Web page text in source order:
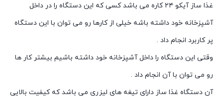
غذا ساز آیکو ۲۴ کاره می باشد کسی که این دستگاه را در داخل
آشپزخانه خود داشته باشه خیلی از کارها رو می توان با این دستگاه
پر کاربرد انجام داد .
وقتی این دستگاه را داخل آشپزخانه خود داشته باشیم بیشتر کار ها
رو می توان با آن انجام داد .
آن دستگاه غذا ساز دارای تیغه های لیزری می باشد که کیفیت بالایی